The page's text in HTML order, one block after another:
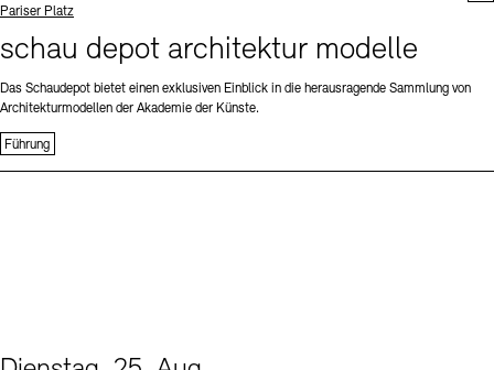
Standort
Pariser Platz
schau depot architektur modelle
Das Schaudepot bietet einen exklusiven Einblick in die herausragende Sammlung von
Architekturmodellen der Akademie der Künste.
Führung